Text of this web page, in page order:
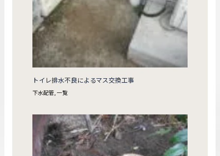
トイレ排水不良によるマス交換工事
下水配管 ,一覧